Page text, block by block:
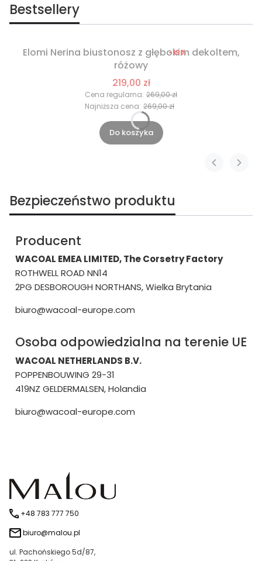
Bestsellery
Okazja
Elomi Nerina biustonosz z głębokim dekoltem,
różowy
219,00 zł
Cena regularna: 269,00 zł
-19%
Najniższa cena: 269,00 zł
Do koszyka
Bezpieczeństwo produktu
Producent
WACOAL EMEA LIMITED, The Corsetry Factory
ROTHWELL ROAD NN14
2PG DESBOROUGH NORTHANS, Wielka Brytania
biuro@wacoal-europe.com
Osoba odpowiedzialna na terenie UE
WACOAL NETHERLANDS B.V.
POPPENBOUWING 29-31
419NZ GELDERMALSEN, Holandia
biuro@wacoal-europe.com
+48 783 777 750
biuro@malou.pl
ul. Pachońskiego 5d/87,